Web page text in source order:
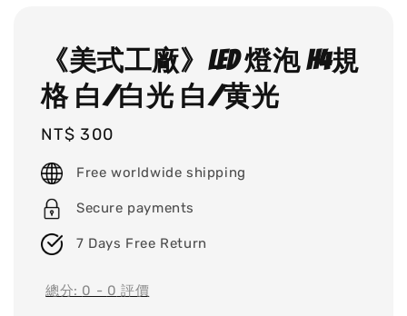
《美式工廠》LED 燈泡 H4規
格 白/白光 白/黄光
Regular
price
NT$ 300
Free worldwide shipping
Secure payments
7 Days Free Return
總分: 0 - 0 評價